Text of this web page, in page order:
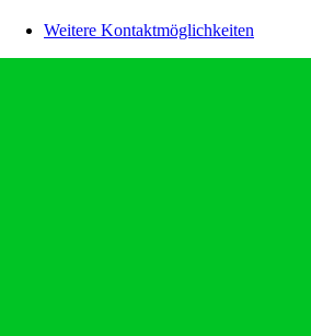
Weitere Kontaktmöglichkeiten